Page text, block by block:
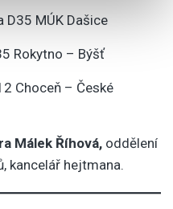
jak náš web používáte,
média, inzerci a
zkombinovat s
jejich služby.
MÚK Dašice
Rokytno – Býšť
Choceň – České
Málek Říhová, oddělení
kancelář hejtmana.